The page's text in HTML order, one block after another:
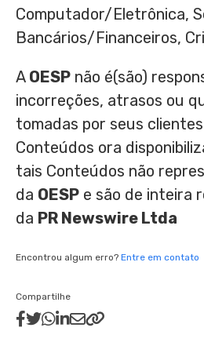
Computador/Eletrônica,
Bancários/Financeiros,
A OESP não é(são)
incorreções, atrasos ou
tomadas por seus
Conteúdos ora
tais Conteúdos não
da OESP e são de inteira
da PR Newswire Ltda
Encontrou algum erro? Entre em contato
Compartilhe